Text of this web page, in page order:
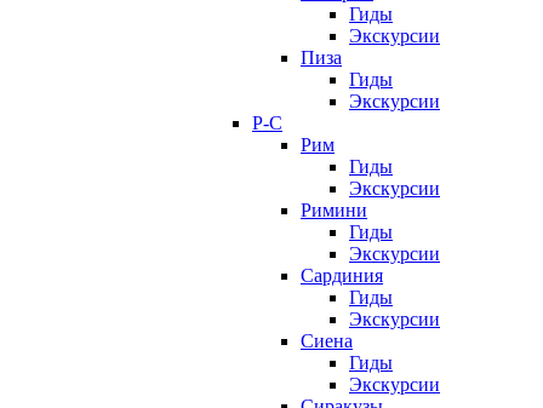
Гиды
Экскурсии
Пиза
Гиды
Экскурсии
Р-С
Рим
Гиды
Экскурсии
Римини
Гиды
Экскурсии
Сардиния
Гиды
Экскурсии
Сиена
Гиды
Экскурсии